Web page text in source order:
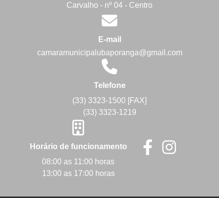
Carvalho - nº 04 - Centro
E-mail
camaramunicipalubaporanga@gmail.com
Telefone
(33) 3323-1500 [FAX]
(33) 3323-1219
Horário de funcionamento
08:00 as 11:00 horas
13:00 as 17:00 horas